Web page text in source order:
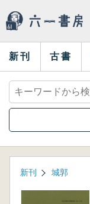
新刊 古書
新刊 城郭